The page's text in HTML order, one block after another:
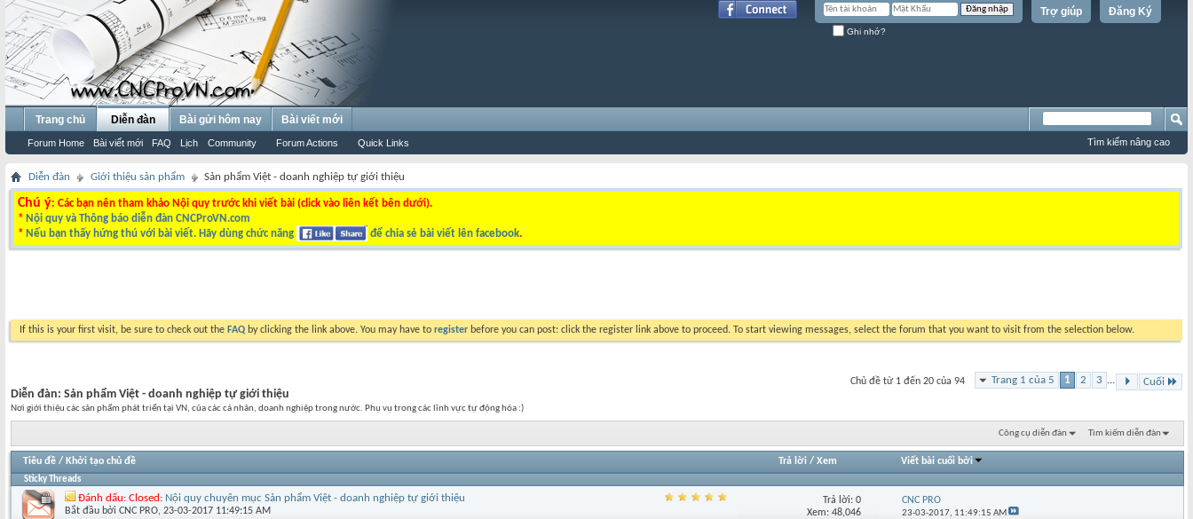
Đăng Ký
Trợ giúp
Ghi nhớ?
Trang chủ Diễn đàn
Forum Home Bài viết mới FAQ Lịch Community Forum Actions Quick Links
Bài gửi hôm nay Bài viết mới
Tìm kiếm nâng cao
Diễn đàn Giới thiệu sản phẩm Sản phẩm Việt - doanh nghiệp tự giới thiệu
Chú ý: Các bạn nên tham khảo Nội quy trước khi viết bài (click vào liên kết bên dưới).
* Nội quy và Thông báo diễn đàn CNCProVN.com
* Nếu bạn thấy hứng thú với bài viết. Hãy dùng chức năng để chia sẻ bài viết lên facebook.
If this is your first visit, be sure to check out the FAQ by clicking the link above. You may have to register before you can post: click the register link above to proceed. To start viewing messages, select the forum that you want to visit from the selection below.
Trang 1 của 5 1 2 3 ... Cuối
Chủ đề từ 1 đến 20 của 94
Diễn đàn: Sản phẩm Việt - doanh nghiệp tự giới thiệu
Nơi giới thiệu các sản phẩm phát triển tại VN, của các cá nhân, doanh nghiệp trong nước. Phụ vụ trong các lĩnh vực tự động hóa :)
Công cụ diễn đàn Tìm kiếm diễn đàn
Tiêu đề / Khởi tạo chủ đề Trả lời/ Xem Viết bài cuối bởi
Sticky Threads
Đánh dấu: Closed: Nội quy chuyên mục Sản phẩm Việt - doanh nghiệp tự giới thiệu
Bắt đầu bởi CNC PRO‎, 23-03-2017 11:49:15 AM
Trả lời: 0
Xem: 48,046
CNC PRO
23-03-2017, 11:49:15 AM